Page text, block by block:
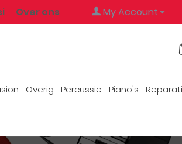
Over ons My Account
Overig Percussie Piano's